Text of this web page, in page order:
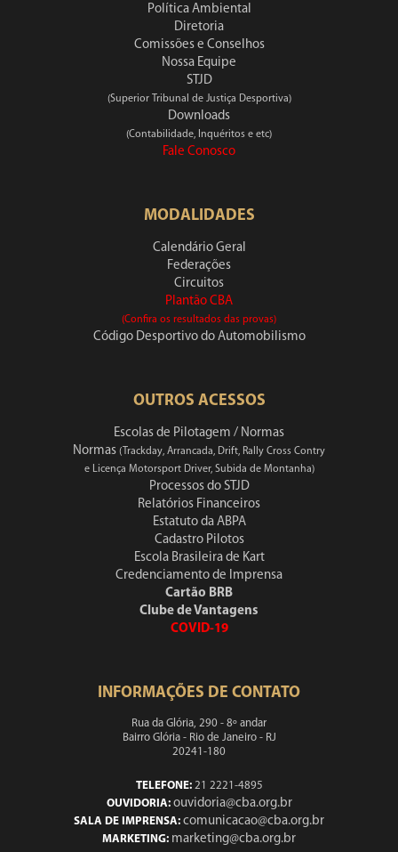
Política Ambiental
Diretoria
Comissões e Conselhos
Nossa Equipe
STJD
(Superior Tribunal de Justiça Desportiva)
Downloads
(Contabilidade, Inquéritos e etc)
Fale Conosco
MODALIDADES
Calendário Geral
Federações
Circuitos
Plantão CBA
(Confira os resultados das provas)
Código Desportivo do Automobilismo
OUTROS ACESSOS
Escolas de Pilotagem / Normas
Normas (Trackday, Arrancada, Drift, Rally Cross Contry
e Licença Motorsport Driver, Subida de Montanha)
Processos do STJD
Relatórios Financeiros
Estatuto da ABPA
Cadastro Pilotos
Escola Brasileira de Kart
Credenciamento de Imprensa
Cartão BRB
Clube de Vantagens
COVID-19
INFORMAÇÕES DE CONTATO
Rua da Glória, 290 - 8º andar
Bairro Glória - Rio de Janeiro - RJ
20241-180
TELEFONE:21 2221-4895
OUVIDORIA: ouvidoria@cba.org.br
SALA DE IMPRENSA: comunicacao@cba.org.br
MARKETING: marketing@cba.org.br